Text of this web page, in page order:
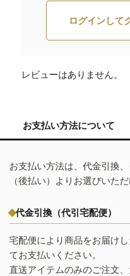
ログインして
レビューはありません。
お支払い方法について
お支払い方法は、代金引換
（後払い）よりお選びいただ
代金引換（代引宅配便）
宅配便により商品をお届け
てお支払いください。
直送アイテムのみのご注文